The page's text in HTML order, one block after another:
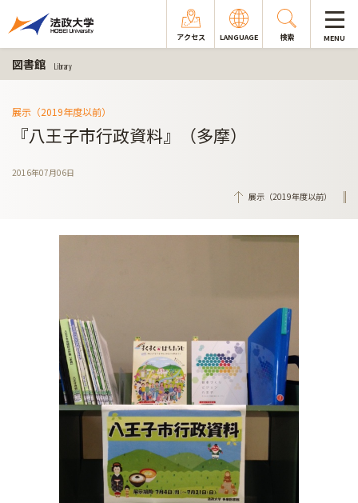
アクセス LANGUAGE 検索 MENU
図書館 Library
展示（2019年度以前）
『八王子市行政資料』（多摩）
2016年07月06日
展示（2019年度以前）